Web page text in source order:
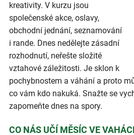
kreativity. V kurzu jsou
společenské akce, oslavy,
obchodní jednání, seznamování
i rande. Dnes nedělejte zásadní
rozhodnutí, neřešte složité
vztahové záležitosti. Je sklon k
pochybnostem a váhání a proto
co vám kdo nakuká. Snažte se
zapomeňte dnes na spory.
CO NÁS UČÍ MĚSÍC VE